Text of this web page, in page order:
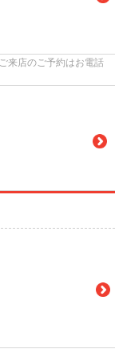
来店のご予約はお電話